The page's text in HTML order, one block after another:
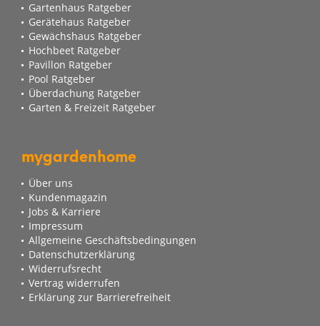
Gartenhaus Ratgeber
Gerätehaus Ratgeber
Gewächshaus Ratgeber
Hochbeet Ratgeber
Pavillon Ratgeber
Pool Ratgeber
Überdachung Ratgeber
Garten & Freizeit Ratgeber
mygardenhome
Über uns
Kundenmagazin
Jobs & Karriere
Impressum
Allgemeine Geschäftsbedingungen
Datenschutzerklärung
Widerrufsrecht
Vertrag widerrufen
Erklärung zur Barrierefreiheit